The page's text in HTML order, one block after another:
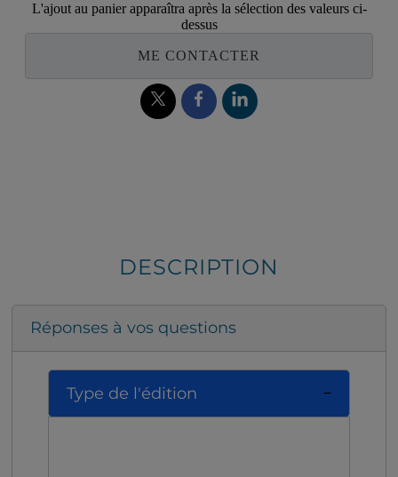
L'ajout au panier apparaîtra après la sélection des valeurs ci-
dessus
ME CONTACTER
DESCRIPTION
Réponses à vos questions
Type de l'édition